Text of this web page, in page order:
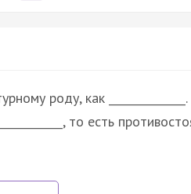
роду, как
то есть